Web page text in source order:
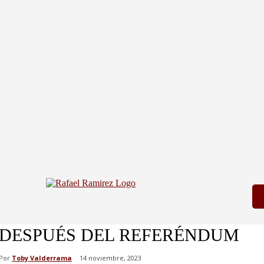
DEL REFERÉNDUM
Toby Valderrama 14 noviembre, 2023